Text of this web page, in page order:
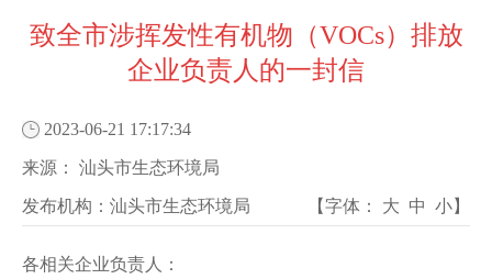
致全市涉挥发性有机物（VOCs）排放
企业负责人的一封信
2023-06-21 17:17:34
来源： 汕头市生态环境局
发布机构： 汕头市生态环境局 【字体： 大 中 小】
各相关企业负责人：